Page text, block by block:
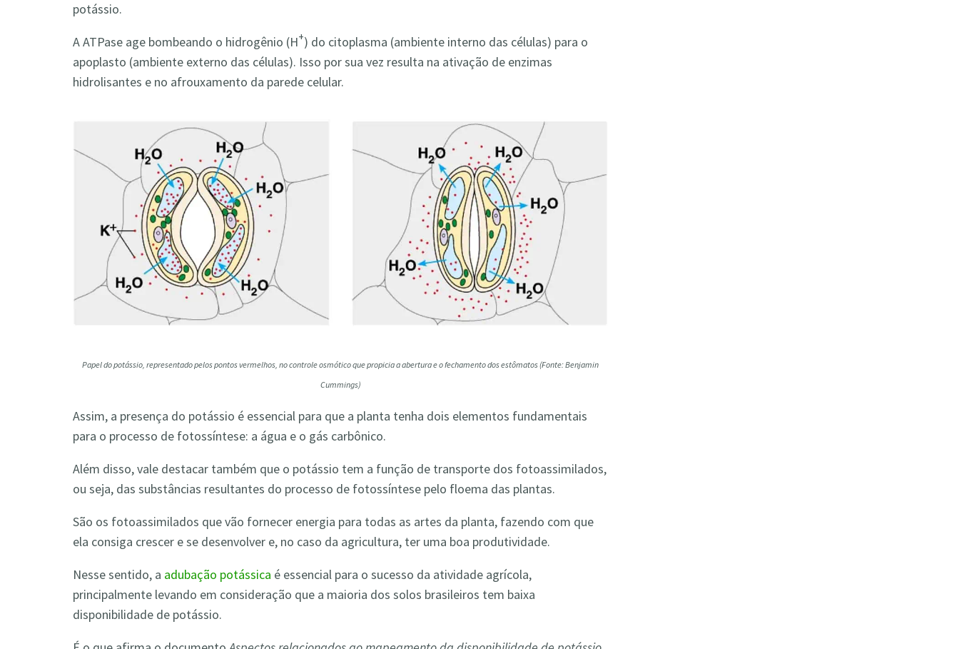
potássio.
A ATPase age bombeando o hidrogênio (H+) do citoplasma (ambiente interno das células) para o
apoplasto (ambiente externo das células). Isso por sua vez resulta na ativação de enzimas
hidrolisantes e no afrouxamento da parede celular.
Papel do potássio, representado pelos pontos vermelhos, no controle osmótico que propicia a abertura e o fechamento dos estômatos (Fonte: Benjamin
Cummings)
Assim, a presença do potássio é essencial para que a planta tenha dois elementos fundamentais
para o processo de fotossíntese: a água e o gás carbônico.
Além disso, vale destacar também que o potássio tem a função de transporte dos fotoassimilados,
ou seja, das substâncias resultantes do processo de fotossíntese pelo floema das plantas.
São os fotoassimilados que vão fornecer energia para todas as artes da planta, fazendo com que
ela consiga crescer e se desenvolver e, no caso da agricultura, ter uma boa produtividade.
Nesse sentido, a adubação potássica é essencial para o sucesso da atividade agrícola,
principalmente levando em consideração que a maioria dos solos brasileiros tem baixa
disponibilidade de potássio.